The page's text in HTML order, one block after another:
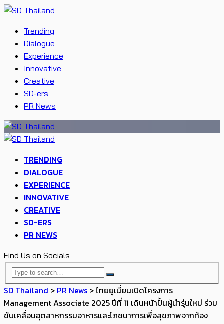
Trending
Dialogue
Experience
Innovative
Creative
SD-ers
PR News
TRENDING
DIALOGUE
EXPERIENCE
INNOVATIVE
CREATIVE
SD-ERS
PR NEWS
Find Us on Socials
SD Thailand > PR News >ไทยยูเนี่ยนเปิดโครงการ
Management Associate 2025 ปีที่ 11 เดินหน้าปั้นผู้นำรุ่นใหม่ ร่วม
ขับเคลื่อนอุตสาหกรรมอาหารและโภชนาการเพื่อสุขภาพจากท้อง